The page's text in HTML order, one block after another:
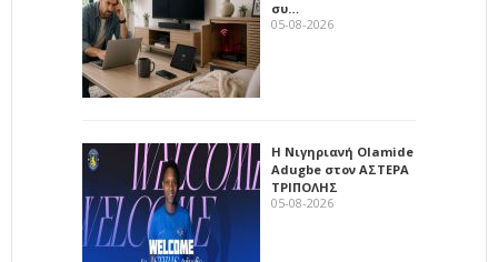
συ…
05-08-2026
Η Νιγηριανή Olamide
Adugbe στον ΑΣΤΕΡΑ
ΤΡΙΠΟΛΗΣ
05-08-2026